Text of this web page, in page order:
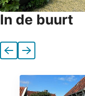
In de buurt
VorigeVolgende